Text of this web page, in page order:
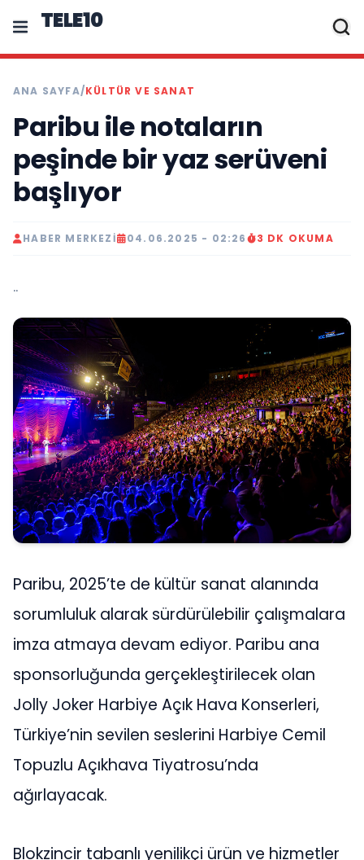
TELE10
ANA SAYFA/KÜLTÜR VE SANAT
Paribu ile notaların
peşinde bir yaz serüveni
başlıyor
HABER MERKEZI 04.06.2025 - 02:26 3 DK OKUMA
..
Paribu, 2025’te de kültür sanat alanında
sorumluluk alarak sürdürülebilir çalışmalara
imza atmaya devam ediyor. Paribu ana
sponsorluğunda gerçekleştirilecek olan
Jolly Joker Harbiye Açık Hava Konserleri,
Türkiye’nin sevilen seslerini Harbiye Cemil
Topuzlu Açıkhava Tiyatrosu’nda
ağırlayacak.
Blokzincir tabanlı yenilikçi ürün ve hizmetler